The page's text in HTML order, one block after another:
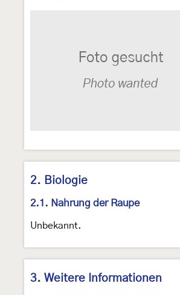
2. Biologie
2.1. Nahrung der Raupe
Unbekannt.
3. Weitere Informationen